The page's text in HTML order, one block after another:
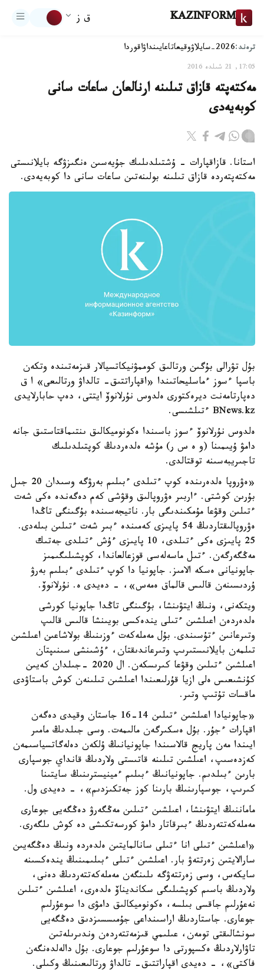
KAZINFORM ق ز
ترەند:2026-سايلاۋ وقيعاتاعايىنداۋاقوردا
17:05, 21 شىلدە 2016
مەكتەپتە قازاق تىلىنە ارنالعان ساعات سانى
كوبەيەدى
استانا. قازاقپارات - ۇشتىلدىلىك جۇيەسىن ەنگىزۋگە بايلانىستى
مەكتەپتەردە قازاق تىلىنە بولىنەتىن ساعات سانى دا كوبەيەدى.
بۇل تۋرالى بۇگىن ورتالىق كوممۋنيكاتسيالار قىزمەتىندە وتكەن
باسپا ءسوز ءماسليحاتىندا «اقپاراتتىق- تالداۋ ورتالىعى» ا ق
دەپارتامەنت ديرەكتورى ەلدوس نۇرلانوۆ ايتتى، دەپ حابارلايدى
BNews.kz ءتىلشىسى.
ەلدوس نۇرلانوۆ ءسوز باسىندا ەكونوميكالىق ىنتىماقتاستىق جانە
دامۋ ۇيىمىنا (و ە س ر) مۇشە ەلدەردىڭ كوپتىلدىلىك
تاجىريبەسىنە توقتالدى.
«ەۋروپا ەلدەرىندە كوپ ءتىلدى ءبىلىم بەرۋگە وسىدان 20 جىل
بۇرىن كوشتى. ءاربىر ەۋروپالىق وقۋشى كەم دەگەندە ەكى شەت
ءتىلىن وقۋعا مۇمكىندىگى بار. ناتيجەسىندە بۇگىنگى تاڭدا
ەۋروپالىقتاردىڭ 54 پايىزى كەمىندە ءبىر شەت ءتىلىن بىلەدى.
25 پايىزى ەكى ءتىلدى، 10 پايىزى ءۇش ءتىلدى جەتىك
مەڭگەرگەن. ءتىل ماسەلەسى قوزعالعاندا، كوپشىلىگىمىز
جاپونيانى ەسكە الامىز. جاپونيا دا كوپ ءتىلدى ءبىلىم بەرۋ
ۇردىسىنەن قالىس قالماق ەمەس»، - دەيدى ە. نۇرلانوۆ.
ويتكەنى، ونىڭ ايتۋىنشا، بۇگىنگى تاڭدا جاپونيا كورشى
ەلدەردەن اعىلشىن ءتىلى يندەكسى بويىنشا قالىس قالىپ
وتىرعانىن ءتۇسىندى. بۇل مەملەكەت ءوزىنىڭ بولاشاعىن اعىلشىن
تىلمەن بايلانىستىرىپ وتىرعاندىقتان، ءۇشىنشى سىنىپتان
اعىلشىن ءتىلىن وقۋعا كىرىسكەن. ال 2020 -جىلدان كەيىن
كۇنشىعىس ەلى ازيا قۇرلىعىندا اعىلشىن تىلىنەن كوش باستاۋدى
ماقسات تۇتىپ وتىر.
«جاپونيادا اعىلشىن ءتىلىن 14-16 جاستان وقيدى دەگەن
اقپارات ءجۇر. بۇل ەسكىرگەن مالىمەت. وسى جىلدىڭ مامىر
ايىندا مەن پاريج قالاسىندا جاپونيانىڭ ۇلكەن دەلەگاتسياسىمەن
كەزدەسىپ، اعىلشىن تىلىنە قاتىستى ولاردىڭ قانداي جوسپارى
بارىن ءبىلدىم. جاپونيانىڭ ءبىلىم ءمينيسترىنىڭ سايتىنا
كىرىپ، جوسپارىنىڭ بارىنا كوز جەتكىزدىم»، - دەيدى ول.
ماماننىڭ ايتۋىنشا، اعىلشىن ءتىلىن مەڭگەرۋ دەڭگەيى جوعارى
مەملەكەتتەردىڭ ءبىرقاتار دامۋ كورسەتكىشى دە كوش ىلگەرى.
«اعىلشىن ءتىلى انا ءتىلى سانالمايتىن ەلدەردە ونىڭ دەڭگەيىن
سارالايتىن زەرتتەۋ بار. اعىلشىن ءتىلى ءبىلىمىنىڭ يندەكسىنە
سايكەس، وسى زەرتتەۋگە ىلىنگەن مەملەكەتتەردىڭ دەنى،
ولاردىڭ باسىم كوپشىلىگى سكانديناۆ ەلدەرى، اعىلشىن ءتىلىن
نەعۇرلىم جاقسى بىلسە، ەكونوميكالىق دامۋى دا سوعۇرلىم
جوعارى. جاستاردىڭ اراسىنداعى جۇمىسسىزدىق دەڭگەيى
سونشالىقتى تومەن، عىلىمي قىزمەتتەردەن وندىرىلەتىن
تاۋارلاردىڭ ەكسپورتى دا سوعۇرلىم جوعارى. بۇل دالەلدەنگەن
فاكتى»، - دەيدى اقپاراتتىق- تالداۋ ورتالىعىنىڭ وكىلى.